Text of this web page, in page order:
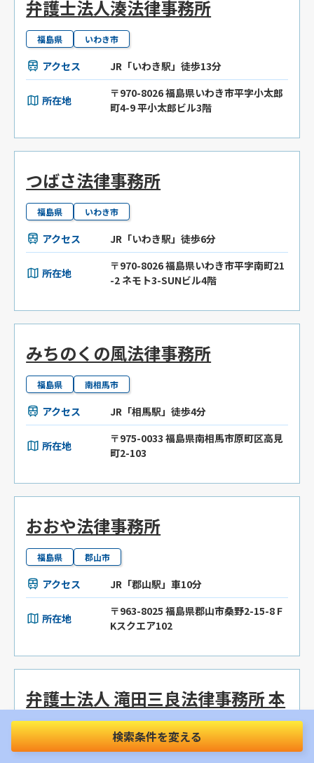
弁護士法人湊法律事務所
福島県 いわき市
アクセス JR「いわき駅」徒歩13分
所在地
〒970-8026 福島県いわき市平字小太郎
町4-9 平小太郎ビル3階
つばさ法律事務所
福島県 いわき市
アクセス JR「いわき駅」徒歩6分
所在地
〒970-8026 福島県いわき市平字南町21
-2 ネモト3-SUNビル4階
みちのくの風法律事務所
福島県 南相馬市
アクセス JR「相馬駅」徒歩4分
所在地
〒975-0033 福島県南相馬市原町区高見
町2-103
おおや法律事務所
福島県 郡山市
アクセス JR「郡山駅」車10分
所在地
〒963-8025 福島県郡山市桑野2-15-8 F
Kスクエア102
弁護士法人 滝田三良法律事務所 本
部事務所
福島県 郡山市
検索条件を変える